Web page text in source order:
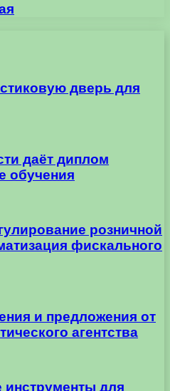
дверь для
даёт диплом
обучения
розничной
фискального
и предложения от
агентства
для